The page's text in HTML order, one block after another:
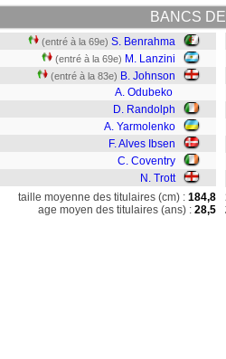
BANCS
(entré à la 69e) S. Benrahma
(entré à la 69e) M. Lanzini
(entré à la 83e) B. Johnson
A. Odubeko
D. Randolph
A. Yarmolenko
F. Alves Ibsen
C. Coventry
N. Trott
taille moyenne des titulaires (cm) : 184,8
age moyen des titulaires (ans) : 28,5